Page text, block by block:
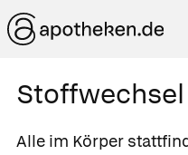
Alle im Körper